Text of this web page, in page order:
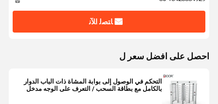
ﺎﺘﺼﻟ ﺍﻶﻧ
احصل على افضل سعر ل
التحكم في الوصول إلى بوابة المشاة ذات الباب الدوار
بالكامل مع بطاقة السحب / التعرف على الوجه مدخل